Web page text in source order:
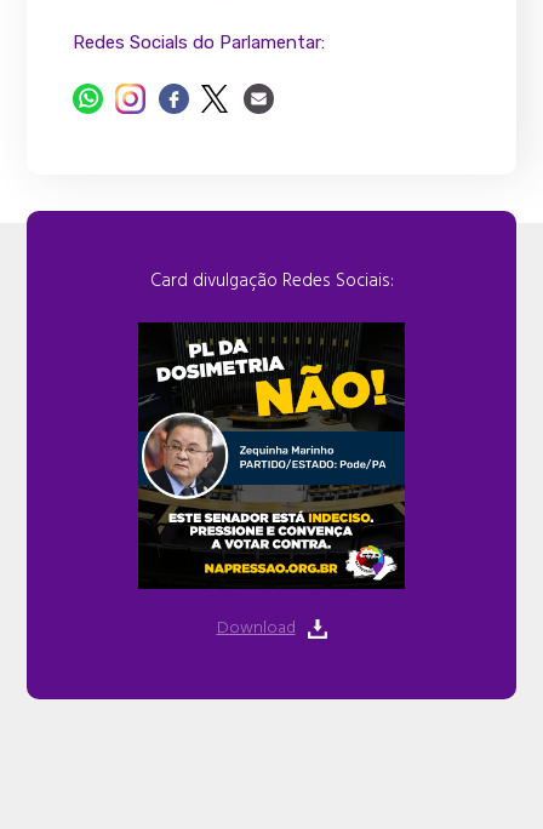
Redes Socials do Parlamentar:
Card divulgação Redes Sociais:
Download